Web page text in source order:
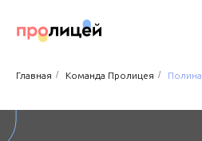
Главная / Команда Пролицея /